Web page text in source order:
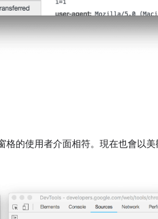
格的使用者介面相符。現在也會以